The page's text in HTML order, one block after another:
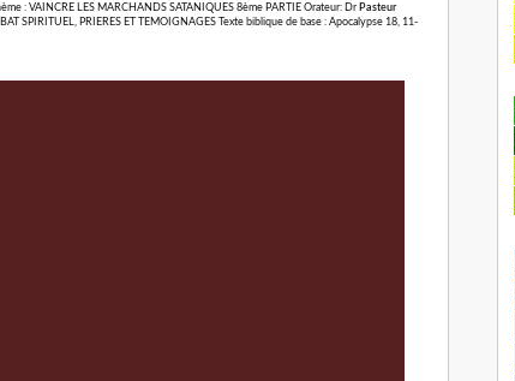
: VAINCRE LES MARCHANDS SATANIQUES 8ème PARTIE Orateur: Dr Pasteur
SPIRITUEL, PRIERES ET TEMOIGNAGES Texte biblique de base : Apocalypse 18, 11-